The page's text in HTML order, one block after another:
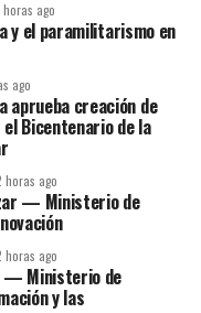
horas ago
y el paramilitarismo en
ago
aprueba creación de
Bicentenario de la
horas ago
— Ministerio de
horas ago
— Ministerio de
y las